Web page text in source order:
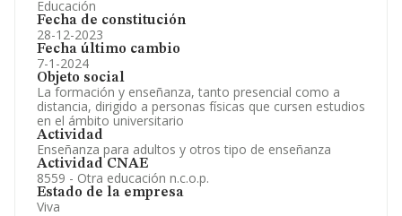
Educación
Fecha de constitución
28-12-2023
Fecha último cambio
7-1-2024
Objeto social
La formación y enseñanza, tanto presencial como a
distancia, dirigido a personas físicas que cursen estudios
en el ámbito universitario
Actividad
Enseñanza para adultos y otros tipo de enseñanza
Actividad CNAE
8559 - Otra educación n.c.o.p.
Estado de la empresa
Viva